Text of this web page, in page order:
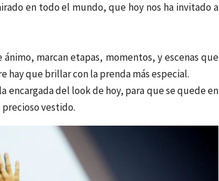
en todo el mundo, que hoy nos ha invitado a
marcan etapas, momentos, y escenas que
hay que brillar con la prenda más especial.
encargada del look de hoy, para que se quede en
vestido.